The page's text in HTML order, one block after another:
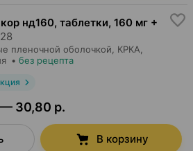
нд160, таблетки, 160 мг +
28
пленочной оболочкой, КРКА
• без рецепта
30,80 р.
В корзину